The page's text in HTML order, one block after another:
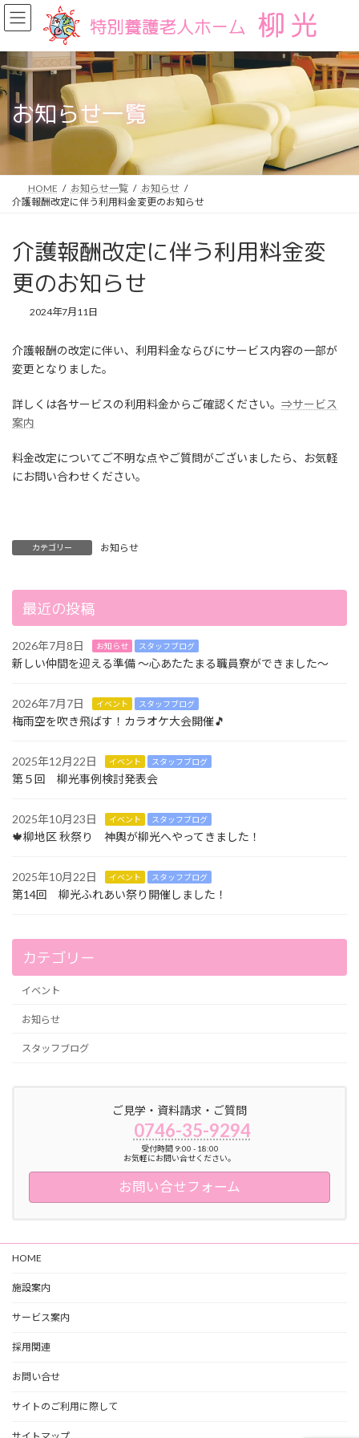
コ
ン
ン
ツ
へ
ス
ッ
ナ
ビ
ー
シ
ョ
ン
移
お知らせ一覧
HOME お知らせ一覧
お知らせ
介護報酬改定に伴う利用料金変更のお知らせ
介護報酬改定に伴う利用料金変
更のお知らせ
2024年7月11日
介護報酬の改定に伴い、利用料金ならびにサービス内容の一部が
変更となりました。
詳しくは各サービスの利用料金からご確認ください。 ⇒サービス
案内
料金改定についてご不明な点やご質問がございましたら、お気軽
にお問い合わせください。
カテゴリー お知らせ
最近の投稿
2026年7月8日 お知らせ スタッフブログ
新しい仲間を迎える準備 ～心あたたまる職員寮ができました～
2026年7月7日 イベント スタッフブログ
梅雨空を吹き飛ばす！カラオケ大会開催🎵
2025年12月22日 イベント スタッフブログ
第５回 柳光事例検討発表会
2025年10月23日 イベント スタッフブログ
🍁柳地区 秋祭り 神輿が柳光へやってきました！
2025年10月22日 イベント スタッフブログ
第14回 柳光ふれあい祭り開催しました！
カテゴリー
イベント
お知らせ
スタッフブログ
ご見学・資料請求・ご質問
0746-35-9294
受付時間 9:00 - 18:00
お気軽にお問い合せください。
お問い合せフォーム
HOME
施設案内
サービス案内
採用関連
お問い合せ
サイトのご利用に際して